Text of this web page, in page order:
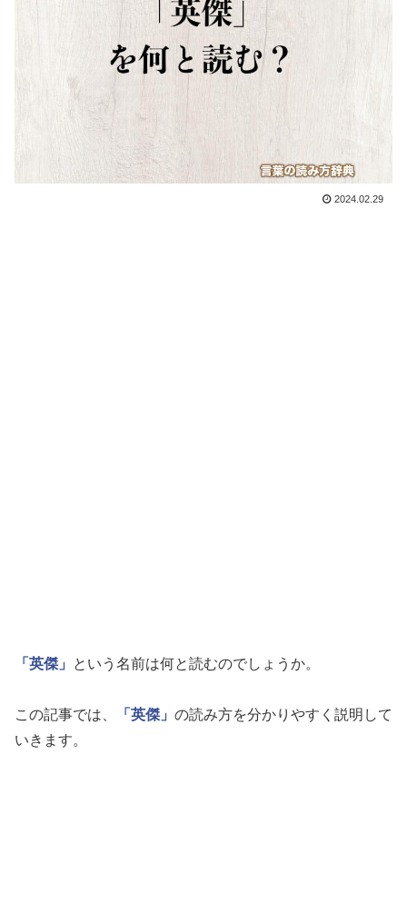
2024.02.29
「英傑」 という名前は何と読むのでしょうか。
この記事では、 「英傑」 の読み方を分かりやすく説明して
いきます。